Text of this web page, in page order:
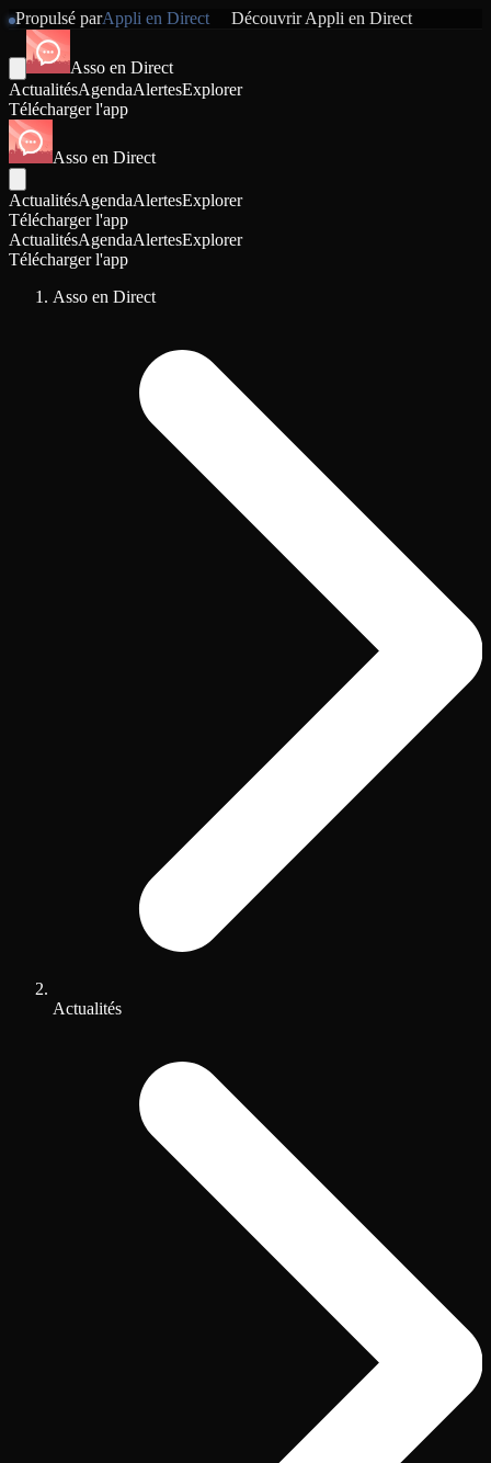
Propulsé parAppli en Direct DécouvrirAppli en Direct
Asso en Direct
ActualitésAgendaAlertesExplorer
Télécharger l'app
Asso en Direct
ActualitésAgendaAlertesExplorer
Télécharger l'app
ActualitésAgendaAlertesExplorer
Télécharger l'app
Asso en Direct
Actualités